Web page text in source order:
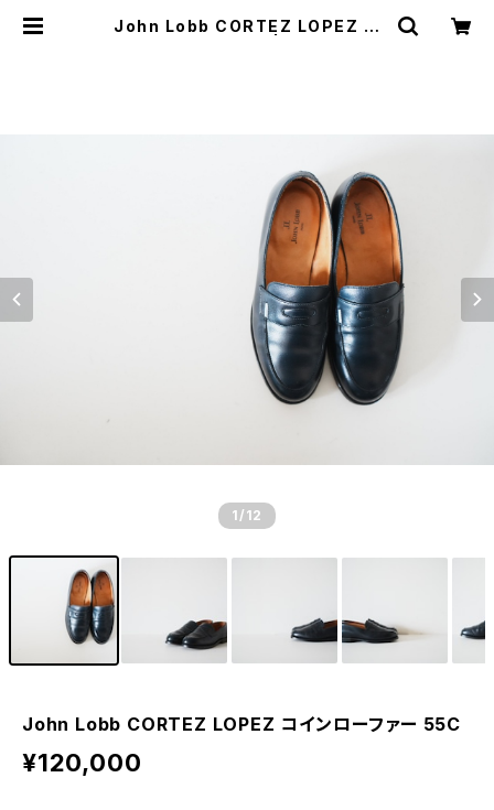
John Lobb CORTEZ LOPEZ コ
1 /12
John Lobb CORTEZ LOPEZ コインローファー 55C
¥120,000